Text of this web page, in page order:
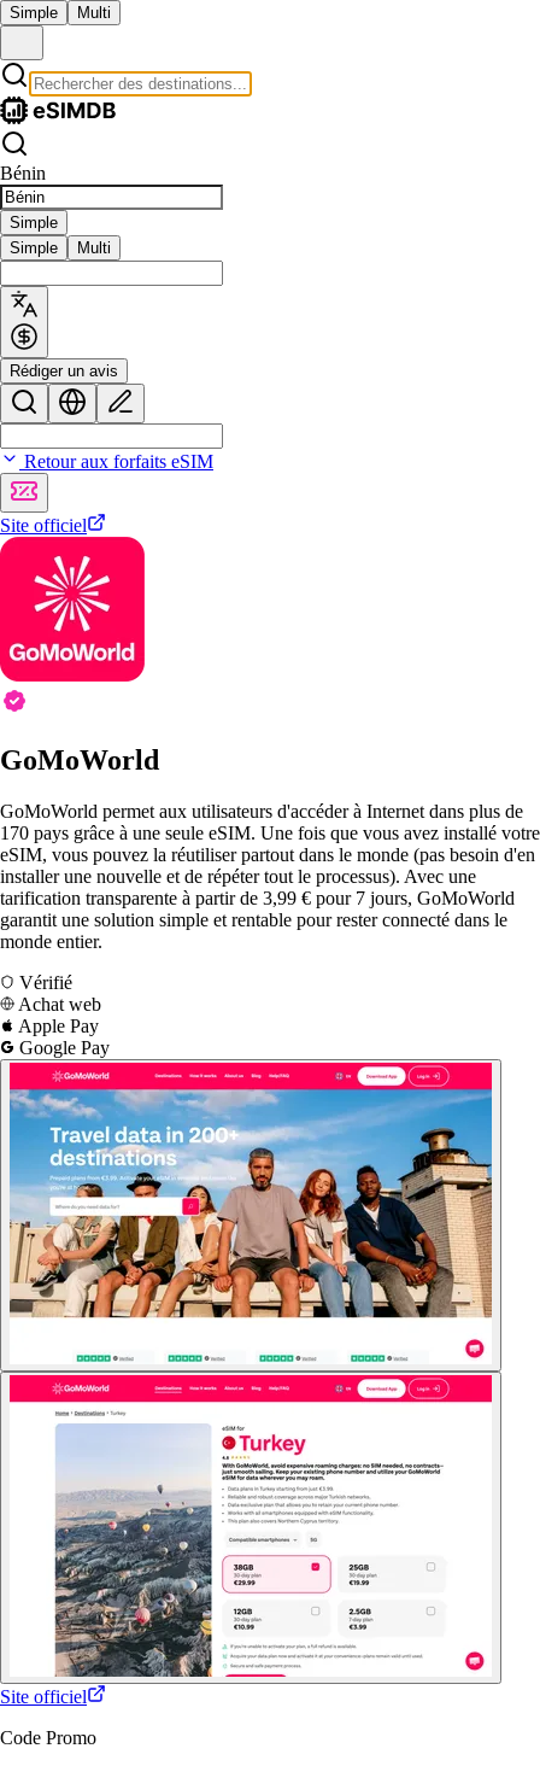
Simple Multi
Bénin
Simple
Simple
Multi
Rédiger un avis
Retour aux forfaits eSIM
Site officiel
GoMoWorld
GoMoWorld permet aux utilisateurs d'accéder à Internet dans plus de
170 pays grâce à une seule eSIM. Une fois que vous avez installé votre
eSIM, vous pouvez la réutiliser partout dans le monde (pas besoin d'en
installer une nouvelle et de répéter tout le processus). Avec une
tarification transparente à partir de 3,99 € pour 7 jours, GoMoWorld
garantit une solution simple et rentable pour rester connecté dans le
monde entier.
Vérifié
Achat web
Apple Pay
Google Pay
Site officiel
Code Promo